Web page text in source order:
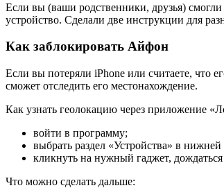
Если вы (ваши родственники, друзья)
устройство. Сделали две инструкции для
Как заблокировать Айфон
Если вы потеряли iPhone или считаете, что
сможет отследить его местонахождение.
Как узнать геолокацию через приложение
войти в программу;
выбрать раздел «Устройства» в нижней
кликнуть на нужный гаджет,
Что можно сделать дальше: